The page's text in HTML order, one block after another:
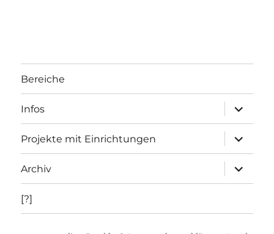
Bereiche
Infos
öffnen
Projekte mit Einrichtungen
öffnen
Archiv
öffnen
[?]